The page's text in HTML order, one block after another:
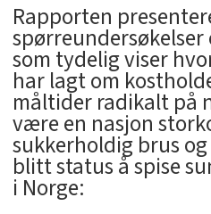
Rapporten
som tydelig viser
har lagt om
måltider radikalt på
være en nasjon
sukkerholdig brus
blitt status å spise
i Norge: